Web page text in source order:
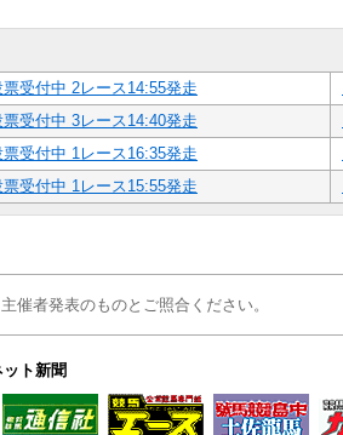
票受付中 2レース14:55発走
票受付中 3レース14:40発走
票受付中 1レース16:35発走
票受付中 1レース15:55発走
催者発表のものとご照合ください。
ト新聞